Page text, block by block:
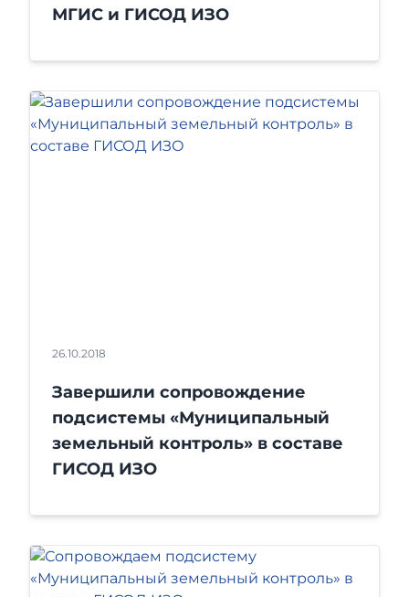
МГИС и ГИСОД ИЗО
26.10.2018
Завершили сопровождение
подсистемы «Муниципальный
земельный контроль» в составе
ГИСОД ИЗО